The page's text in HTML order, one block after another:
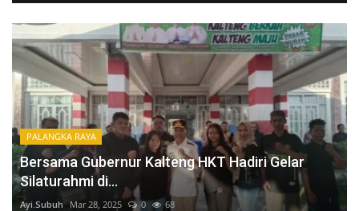
PALANGKA RAYA
Bersama Gubernur Kalteng HKT Hadiri Gelar
Silaturahmi di...
Ayi.Subuh Mar 28, 2025 0 68